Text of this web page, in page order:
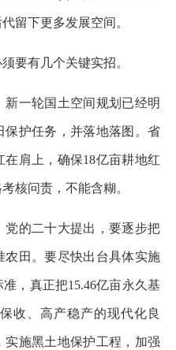
留下更多发展空间。
有几个关键实招。
新一轮国土空间规划已经明
护任务，并落地落图。省
肩上，确保18亿亩耕地红
核问责，不能含糊。
党的二十大提出，要逐步把
农田。要尽快出台具体实施
，真正把15.46亿亩永久基
收、高产稳产的现代化良
实施黑土地保护工程，加强